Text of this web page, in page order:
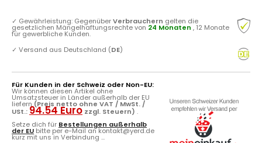
✓ Gewährleistung: GegenüberVerbrauchern gelten die
gesetzlichen Mängelhaftungsrechte von 24 Monaten , 12 Monate
für gewerbliche Kunden.
✓ Versand aus Deutschland (DE)
Für Kunden in der Schweiz oder Non-EU:
Wir können diesen Artikel ohne
Umsatzsteuer in Länder außerhalb der EU
liefern(Preis netto ohne VAT / MwSt. /
USt.: 94.54 Euro zzgl. Steuern) .
Setze dich für Bestellungen außerhalb
der EU bitte per e-Mail an kontakt@yerd.de
kurz mit uns in Verbindung ...